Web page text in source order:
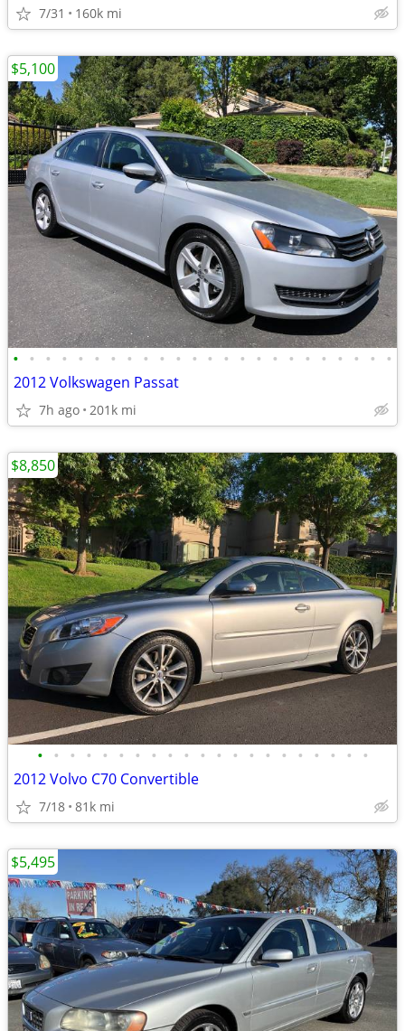
7/31 160k mi
• • • • • • • • • • • • • • • • • • • • • • • •
2012 Volkswagen Passat
7h ago 201k mi
$5,100
• • • • • • • • • • • • • • • • • • • • •
2012 Volvo C70 Convertible
7/18 81k mi
$8,850
$5,495